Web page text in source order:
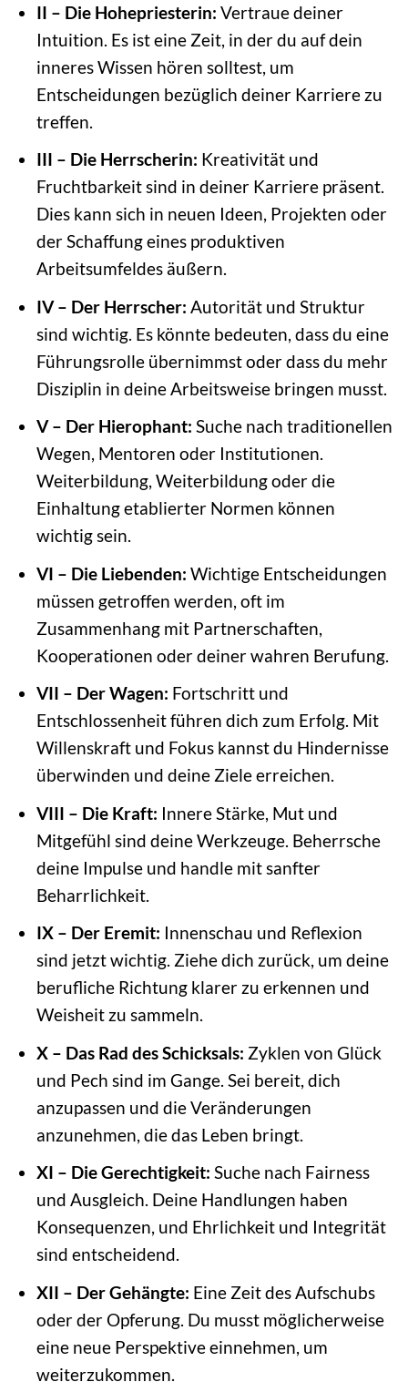
II – Die Hohepriesterin: Vertraue deiner
Intuition. Es ist eine Zeit, in der du auf dein
inneres Wissen hören solltest, um
Entscheidungen bezüglich deiner Karriere zu
treffen.
III – Die Herrscherin: Kreativität und
Fruchtbarkeit sind in deiner Karriere präsent.
Dies kann sich in neuen Ideen, Projekten oder
der Schaffung eines produktiven
Arbeitsumfeldes äußern.
IV – Der Herrscher: Autorität und Struktur
sind wichtig. Es könnte bedeuten, dass du eine
Führungsrolle übernimmst oder dass du mehr
Disziplin in deine Arbeitsweise bringen musst.
V – Der Hierophant: Suche nach traditionellen
Wegen, Mentoren oder Institutionen.
Weiterbildung, Weiterbildung oder die
Einhaltung etablierter Normen können
wichtig sein.
VI – Die Liebenden: Wichtige Entscheidungen
müssen getroffen werden, oft im
Zusammenhang mit Partnerschaften,
Kooperationen oder deiner wahren Berufung.
VII – Der Wagen: Fortschritt und
Entschlossenheit führen dich zum Erfolg. Mit
Willenskraft und Fokus kannst du Hindernisse
überwinden und deine Ziele erreichen.
VIII – Die Kraft: Innere Stärke, Mut und
Mitgefühl sind deine Werkzeuge. Beherrsche
deine Impulse und handle mit sanfter
Beharrlichkeit.
IX – Der Eremit: Innenschau und Reflexion
sind jetzt wichtig. Ziehe dich zurück, um deine
berufliche Richtung klarer zu erkennen und
Weisheit zu sammeln.
X – Das Rad des Schicksals: Zyklen von Glück
und Pech sind im Gange. Sei bereit, dich
anzupassen und die Veränderungen
anzunehmen, die das Leben bringt.
XI – Die Gerechtigkeit: Suche nach Fairness
und Ausgleich. Deine Handlungen haben
Konsequenzen, und Ehrlichkeit und Integrität
sind entscheidend.
XII – Der Gehängte: Eine Zeit des Aufschubs
oder der Opferung. Du musst möglicherweise
eine neue Perspektive einnehmen, um
weiterzukommen.